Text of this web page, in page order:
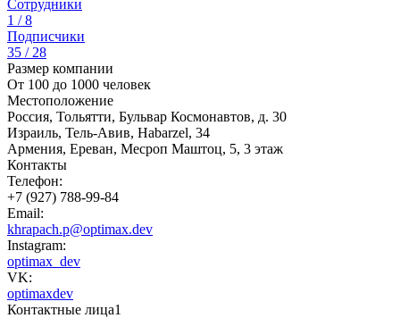
Сотрудники
1 / 8
Подписчики
35 / 28
Размер компании
От 100 до 1000 человек
Местоположение
Россия, Тольятти, Бульвар Космонавтов, д. 30
Израиль, Тель-Авив, Habarzel, 34
Армения, Ереван, Месроп Маштоц, 5, 3 этаж
Контакты
Телефон:
+7 (927) 788-99-84
Email:
khrapach.p@optimax.dev
Instagram:
optimax_dev
VK:
optimaxdev
Контактные лица1